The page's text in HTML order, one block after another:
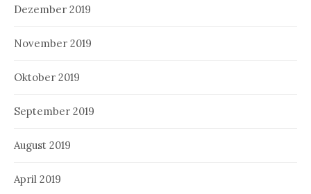
Dezember 2019
November 2019
Oktober 2019
September 2019
August 2019
April 2019